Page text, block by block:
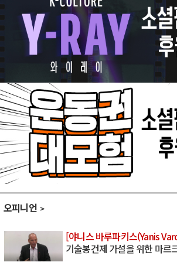
오피니언
[야니스 바루파키스(Yanis
기술봉건제 가설을 위한 마르